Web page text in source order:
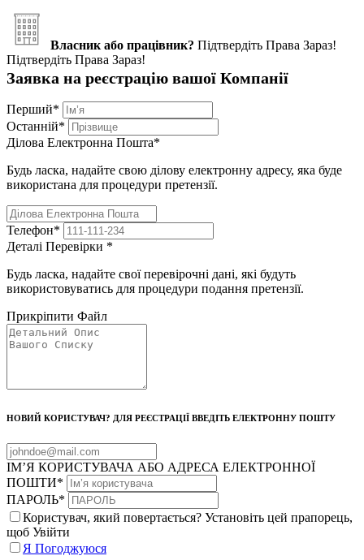
Власник або працівник? Підтвердіть Права Зараз!
Підтвердіть Права Зараз!
Заявка на реєстрацію вашої Компанії
Перший*
Останній*
Ділова Електронна Пошта*
Будь ласка, надайте свою ділову електронну адресу, яка буде
використана для процедури претензії.
Телефон*
Деталі Перевірки *
Будь ласка, надайте свої перевірочні дані, які будуть
використовуватись для процедури подання претензії.
Прикріпити Файл
НОВИЙ КОРИСТУВАЧ? ДЛЯ РЕЄСТРАЦІЇ ВВЕДІТЬ ЕЛЕКТРОННУ ПОШТУ
ІМ’Я КОРИСТУВАЧА АБО АДРЕСА ЕЛЕКТРОННОЇ
ПОШТИ*
ПАРОЛЬ*
Користувач, який повертається? Установіть цей прапорець,
щоб Увійти
Я Погоджуюся